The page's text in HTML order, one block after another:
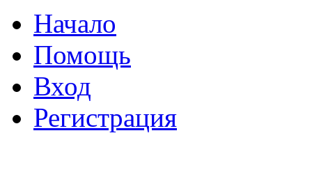
Начало
Помощь
Вход
Регистрация